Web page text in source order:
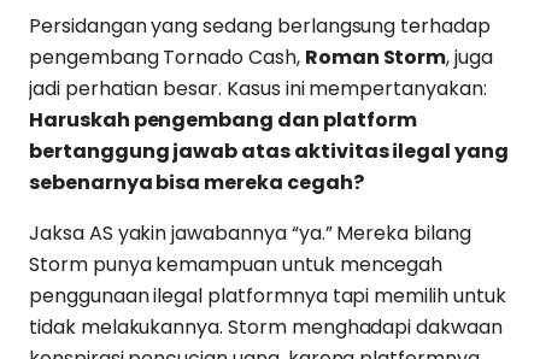
Persidangan yang sedang berlangsung terhadap
pengembang Tornado Cash, Roman Storm, juga
jadi perhatian besar. Kasus ini mempertanyakan:
Haruskah pengembang dan platform
bertanggung jawab atas aktivitas ilegal yang
sebenarnya bisa mereka cegah?
Jaksa AS yakin jawabannya “ya.” Mereka bilang
Storm punya kemampuan untuk mencegah
penggunaan ilegal platformnya tapi memilih untuk
tidak melakukannya. Storm menghadapi dakwaan